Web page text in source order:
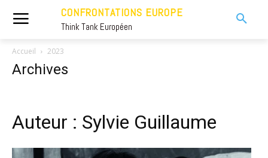
CONFRONTATIONS EUROPE
Think Tank Européen
Accueil 2023
Archives
Auteur : Sylvie Guillaume